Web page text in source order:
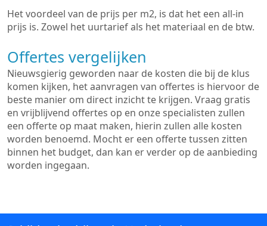
Het voordeel van de prijs per m2, is dat het een all-in
prijs is. Zowel het uurtarief als het materiaal en de btw.
Offertes vergelijken
Nieuwsgierig geworden naar de kosten die bij de klus
komen kijken, het aanvragen van offertes is hiervoor de
beste manier om direct inzicht te krijgen. Vraag gratis
en vrijblijvend offertes op en onze specialisten zullen
een offerte op maat maken, hierin zullen alle kosten
worden benoemd. Mocht er een offerte tussen zitten
binnen het budget, dan kan er verder op de aanbieding
worden ingegaan.